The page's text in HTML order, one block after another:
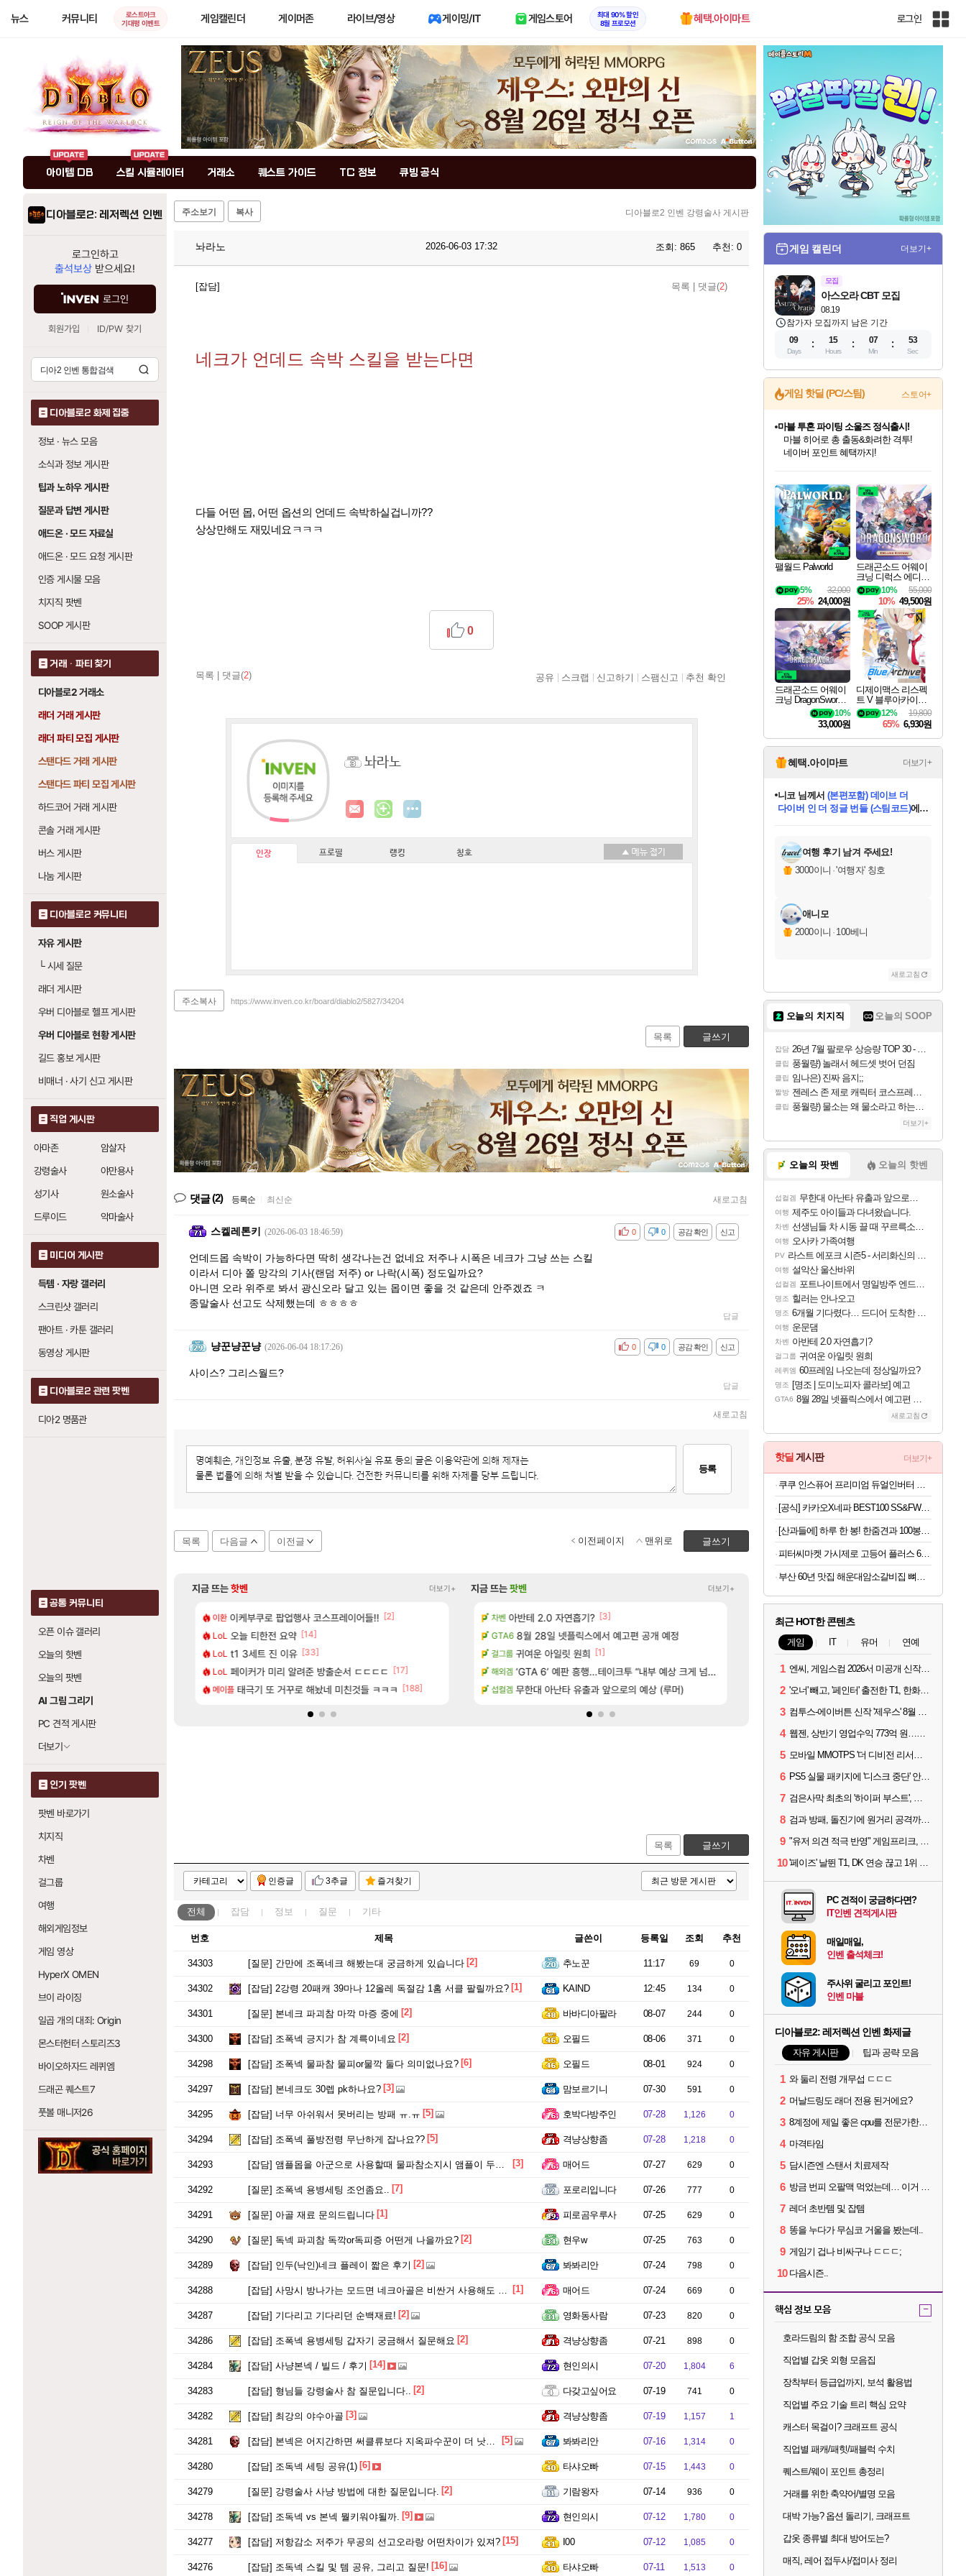
뉴스 커뮤니티
로스트아크
기대평 이벤트
게임캘린더 게이머존 라이브/영상 게이밍/IT 게임스토어
최대 90% 할인
8월 프로모션
혜택.아이마트 로그인
인
트
아이템 DB 스킬 시뮬레이터 거래소 퀘스트 가이드 TC 정보 큐빙 공식
디아블로2: 레저렉션 인벤
로그인하고
출석보상 받으세요!
로그인
회원가입 ID/PW 찾기
디아블로2 화제 집중
정보 · 뉴스 모음
소식과 정보 게시판
팁과 노하우 게시판
질문과 답변 게시판
애드온 · 모드 자료실
애드온 · 모드 요청 게시판
인증 게시물 모음
치지직 팟벤
SOOP 게시판
거래 · 파티 찾기
디아블로2 거래소
래더 거래 게시판
래더 파티 모집 게시판
스탠다드 거래 게시판
스탠다드 파티 모집 게시판
하드코어 거래 게시판
콘솔 거래 게시판
버스 게시판
나눔 게시판
디아블로2 커뮤니티
자유 게시판
└시세 질문
래더 게시판
우버 디아블로 헬프 게시판
우버 디아블로 현황 게시판
길드 홍보 게시판
비매너 · 사기 신고 게시판
직업 게시판
아마존
암살자
강령술사
야만용사
성기사
원소술사
드루이드
악마술사
미디어 게시판
득템 · 자랑 갤러리
스크린샷 갤러리
팬아트 · 카툰 갤러리
동영상 게시판
디아블로2 관련 팟벤
디아2 명품관
공통 커뮤니티
오픈 이슈 갤러리
오늘의 핫벤
오늘의 팟벤
AI 그림 그리기
PC 견적 게시판
더보기
인기 팟벤
팟벤 바로가기
치지직
차벤
걸그룹
여행
해외게임정보
게임 영상
HyperX OMEN
브이 라이징
일곱 개의 대죄: Origin
몬스터헌터 스토리즈3
바이오하자드 레퀴엠
드래곤 퀘스트7
풋볼 매니저26
주소보기 복사 디아블로2 인벤 강령술사 게시판
놔라노 2026-06-03 17:32 조회: 865 추천: 0
[잡담] 목록 댓글(2)
네크가 언데드 속박 스킬을 받는다면
다들 어떤 몹, 어떤 옵션의 언데드 속박하실겁니까??
상상만해도 재밌네요ㅋㅋㅋ
목록 댓글(2)
0
공유 스크랩 신고하기 스팸신고 추천 확인
놔라노
인장 프로필 랭킹 칭호
주소복사 https://www.inven.co.kr/board/diablo2/5827/34204
목록 글쓰기
댓글(2) 등록순 최신순 새로고침
스켈레톤키 (2026-06-03 18:46:59) 신고
공감 확인
비공감 0
0
언데드몹 속박이 가능하다면 딱히 생각나는건 없네요 저주나 시폭은 네크가 그냥 쓰는 스킬
이라서 디아 쫄 망각의 기사(랜덤 저주) or 나락(시폭) 정도일까요?
아니면 오라 위주로 봐서 광신오라 달고 있는 몹이면 좋을 것 같은데 안주겠죠 ㅋ
종말술사 선고도 삭제했는데 ㅎㅎㅎㅎ
답글
냥꾼냥꾼냥 (2026-06-04 18:17:26) 신고
공감 확인
비공감 0
0
사이스? 그리스월드?
답글
새로고침
등록
목록 다음글 이전글 글쓰기
이전페이지 맨위로
지금 뜨는핫벤 더보기+
요 으찌입니다. [652]
반응.jpg [4]
킬들 디테일 수치 풀림
국민한테 10만원씩 줄거야.gif
이환 이케부쿠로 팝업행사 코스프레이어들!! [2]
LoL 오늘 티한전 요약 [14]
LoL t1 3세트 진 이유 [33]
LoL 페이커가 미리 알려준 방출순서 ㄷㄷㄷㄷ
[17]
메이플 태극기 또 거꾸로 해놨네 미친것들 ㅋㅋㅋ [188]
리니지M 미쳤다. 자랑글 [19]
리니지M 패스 세계수뽑기 최고네..ㄷㄷ [11]
리니지M 방금 직접찍은건데 [26]
검은사막 강 재련석 스펙 떴다
[14]
메이플 ㅅㅂ츄츄지지 인기캐릭터 왜이러는데? [103]
안녕하세요 으찌입니다.
실시간 응갤 반응.jpg
디몬 스킬들 디테일 수치 풀림
노진구: 전 국민한테 10만원씩 줄거야.gif
제논 윗잠 공 36퍼 팝니다 [116]
지금 뜨는팟벤 더보기+
포크 시즌5 - 서리화신의 분노 티저
5: 더 팬텀 X] 괴도 영상 l 타카마키 안·댄싱 스타
차 시동 끌 때 꾸르륵소리나는데
인데 LF쏘나타 2.0NA 기변하면 유류비 절약이 얼마나 될까요..?
레퀴엠 60프레임 나오는데 정상일까요?
[1]
섭컬겜 포트나이트에서 명일방주 엔드필드 [펠리카] 판매 예정
명조 [명조 | 도미노피자 콜라보] 예고
명조 버전 콘텐츠 미리 보기 | 3.6 버전 「신기루 속 등불 그림자, 속세에 깃든 검의 결심」이 8월 20일에 업데이트됩니다!
여행 제주도 아이들과 다녀왔습니다.
차벤 아반테 2.0 자연흡기? [3]
GTA6 8월 28일 넷플릭스에서 예고편 공개 예정
걸그룹 귀여운 아일릿 원희 [1]
해외겜 ‘GTA 6’ 예판 흥행…테이크투 “내부 예상 크게 넘어”
섭컬겜 무한대 아난타 유출과 앞으로의 예상 (루머)
라스트 에포크 시즌5 - 서리화신의 분노 티저
[페르소나5: 더 팬텀 X] 괴도 영상 l 타카마키 안·댄싱 스
선생님들 차 시동 끌 때 꾸르륵소리나는데
1세대 K7 3.5NA인데 LF쏘나타 2.0NA 기변하면 유류비 절약이 얼마나 될까
설악산 울산바위
목록 글쓰기
인증글 3추글 즐겨찾기
전체 잡담 정보 질문 기타
번호 제목 글쓴이 등록일 조회 추천
34303 [질문] 간만에 조폭네크 해봤는대 궁금하게 있습니다 [2] 추노꾼 11:17 69 0
34302 [잡담] 2강령 20패캐 39마나 12올레 독절감 1홈 서클 팔릴까요? [1] KAIND 12:45 134 0
34301 [질문] 본네크 파괴참 마깍 마증 중에 [2] 바바디아팔라 08-07 244 0
34300 [잡담] 조폭넥 긍지가 참 계륵이네요 [2] 오필드 08-06 371 0
34298 [잡담] 조폭넥 물파참 물피or물깍 둘다 의미없나요? [6] 오필드 08-01 924 0
34297 [잡담] 본네크도 30렙 pk하나요? [3] 맘보르기니 07-30 591 0
34295 [잡담] 너무 아쉬워서 못버리는 방패 ㅠ.ㅠ [5] 호박다방주인 07-28 1,126 0
34294 [잡담] 조폭넥 풀방전령 무난하게 잡나요?? [5] 격냥상향좀 07-28 1,218 0
34293 [잡담] 앰플몹을 아군으로 사용할때 물파참소지시 앰플이 두배적용된다고함 [3] 매어드 07-27 629 0
34292 [질문] 조폭넥 용병세팅 조언좀요.. [7] 포로리입니다 07-26 777 0
34291 [질문] 아골 재료 문의드립니다 [1] 피로곰우루사 07-25 629 0
34290 [질문] 독넥 파괴참 독깍or독피증 어떤게 나을까요? [2] 현우w 07-25 763 0
34289 [잡담] 인두(낙인)네크 플레이 짧은 후기 [2] 봐봐리안 07-24 798 0
34288 [잡담] 사망시 방나가는 모드면 네크아골은 비싼거 사용해도 될듯? [1] 매어드 07-24 669 0
34287 [잡담] 기다리고 기다리던 순백재료! [2] 영화동사람 07-23 820 0
34286 [잡담] 조폭넥 용병세팅 갑자기 궁금해서 질문해요 [2] 격냥상향좀 07-21 898 0
34284 [잡담] 사냥본넥 / 빌드 / 후기 [14] 현인의시 07-20 1,804 6
34283 [잡담] 형님들 강령술사 참 질문입니다.. [2] 다갖고싶어요 07-19 741 0
34282 [잡담] 최강의 야수아골 [3] 격냥상향좀 07-19 1,157 1
34281 [잡담] 본넥은 어지간하면 써클류보다 지옥파수꾼이 더 낫겠죠? [5] 봐봐리안 07-16 1,314 0
34280 [잡담] 조독넥 세팅 공유(1) [6] 타샤오빠 07-15 1,443 0
34279 [질문] 강령술사 사냥 방법에 대한 질문입니다. [2] 기람왕자 07-14 936 0
34278 [잡담] 조독넥 vs 본넥 뭘키워야될까. [9] 현인의시 07-12 1,780 0
34277 [잡담] 저항감소 저주가 무공의 선고오라랑 어떤차이가 있져? [15] I00 07-12 1,085 0
34276 [잡담] 조독넥 스킬 및 템 공유, 그리고 질문! [16] 타샤오빠 07-11 1,513 0
게임 캘린더 더보기+
모집
08.19
아스오라 CBT 모집
참가자 모집까지 남은 기간
09
Days
15
Hours
07
Min
52
Sec
게임 핫딜 (PC/스팀) 스토어+
최대 90% 할인가를 만나보세요!
네이버혜택과 함께 만나보세요!
50%할인&추가 적립까지!
마블 투혼 파이팅 소울즈 정식출시!
마블 히어로 총 출동&화려한 격투!
네이버 포인트 혜택까지!
이니&베니 혜택까지!
네이버 혜택가와 함께 예약하세요!
할인&네이버혜택으로 만나보세요!
네이버페이 혜택과 만나보세요!
40주년 프로모션으로 만나보세요!
할인가에 만나보세요!
일부 에디션 상시 할인!
혜택으로 예약 판매 중
편안하게 충전하세요
팰월드 Palworld
32,000
5%
25% 24,000원
드래곤소드 어웨이
크닝 디럭스 에디션
DragonSword Awake
ning Deluxe Edition
55,000
10%
10% 49,500원
드래곤소드 어웨이
크닝 DragonSword A
10%
33,000원
디제이맥스 리스펙
트 V 블루아카이브
팩 DJMAX RESPE
CT V Blue Archive P
ack DLC
19,800
12%
65% 6,930원
혜택.아이마트 더보기+
교환.
당첨되셨습니다.
니코님께서 (본편포함) 데이브 더
다이버 인 더 정글 번들 (스팀코드)에
당첨되셨습니다.
당첨되셨습니다.
당첨되셨습니다.
당첨되셨습니다.
당첨되셨습니다.
에디션 (스팀코드) 를 교환.
당첨되셨습니다.
여행 후기 남겨 주세요!
3000이니 ·'여행자' 칭호
애니모
2000이니 · 100베니
새로고침
오늘의 치지직 오늘의 SOOP
잡담 26년 7월 팔로우 상승량 TOP 30 - 월간 치지직
클립 풍월량) 놀래서 헤드셋 벗어 던짐
클립 임나은) 진짜 음지;;
짤방 젠레스 존 제로 캐릭터 코스프레한 꽁주
클립 풍월량) 물소는 왜 물소라고 하는거야? 아! 그만 ㅋㅋ 알았어 ㅋㅋ
더보기+
오늘의 팟벤 오늘의 핫벤
섭컬겜 무한대 아난타 유출과 앞으로의 예상 (루머)
여행 제주도 아이들과 다녀왔습니다.
차벤 선생님들 차 시동 끌 때 꾸르륵소리나는데
여행 오사카 가족여행
PV 라스트 에포크 시즌5 - 서리화신의 분노 티저
여행 설악산 울산바위
섭컬겜 포트나이트에서 명일방주 엔드필드 [펠리카] 판매 예정
명조 힐러는 안나오고
명조 6개월 기다렸다… 드디어 도착한 치사 메신저백! 실물 후기
여행 운문댐
차벤 아반테 2.0 자연흡기?
걸그룹 귀여운 아일릿 원희
레퀴엠 60프레임 나오는데 정상일까요?
명조 [명조 | 도미노피자 콜라보] 예고
GTA6 8월 28일 넷플릭스에서 예고편 공개 예정
새로고침
핫딜 게시판 더보기+
[공식] 카카오X네파 BEST100 SS&FW역시즌 다운 티셔츠/자켓/운동화/바지 (~90%)
피터씨마켓 가시제로 고등어 플러스 600g x2팩
부산 60년 맛집 해운대암소갈비집 뼈없는 갈비탕 800g*5팩 (총 4kg) | 살코기 듬뿍 순살 소 갈비탕 진한 국물
최근 HOT한 콘텐츠
게임 IT 유머 연예
1 엔씨, 게임스컴 2026서 미공개 신작 최초 공개
2 '오너' 빼고, '페인터' 출전한 T1, 한화생명에 패배
3 컴투스-에이버튼 신작 '제우스' 8월 26일 출시…"모두를 위한 경쟁"
4 웹젠, 상반기 영업수익 773억 원…순이익 89% 증가
5 모바일 MMOTPS '더 디비전 리서전스', 6일 스팀에도 출시
6 PS5 실물 패키지에 '디스크 중단' 안내 스티커 붙었다
7 검은사막 최초의 '하이퍼 부스트', 직접 해봤습니다
8 검과 방패, 돌진기에 원거리 공격까지? 오버워치 '디몬' 플레이 영상
9 "유저 의견 적극 반영" 게임프리크, 비스트 오브 리인카네이션 개선 나선다
10 '페이즈' 날뛴 T1, DK 연승 끊고 1위 지켜
PC 견적이 궁금하다면?
IT인벤 견적게시판
매일매일,
인벤 출석체크!
주사위 굴리고 포인트!
인벤 마블
디아블로2: 레저렉션 인벤 화제글
자유 게시판 팁과 공략 모음
1 와 둘리 전령 개무섭 ㄷㄷㄷ
2 머날드링도 래더 전용 된거에요?
3 8계정에 제일 좋은 cpu를 전문가한테 물어봤다~
4 마격타임
5 담시즌엔 스탠서 치료제작
6 방금 번피 오팔맥 먹었는데… 이거 누가 쓰나요?
7 레더 초반템 및 잡템
8 똥을 누다가 무심코 거울을 봤는데..
9 게임기 겁나 비싸구나 ㄷㄷㄷ;
10 다음시즌..
핵심 정보 모음 -
호라드림의 함 조합 공식 모음
직업별 갑옷 외형 모음집
장착부터 등급업까지, 보석 활용법
직업별 주요 기술 트리 핵심 요약
캐스터 목걸이? 크래프트 공식
직업별 패캐/패힛/패블럭 수치
퀘스트/웨이 포인트 총정리
거래를 위한 축약어/별명 모음
대박 가능? 옵션 돌리기, 크래프트
갑옷 종류별 최대 방어도는?
매직, 레어 접두사/접미사 정리